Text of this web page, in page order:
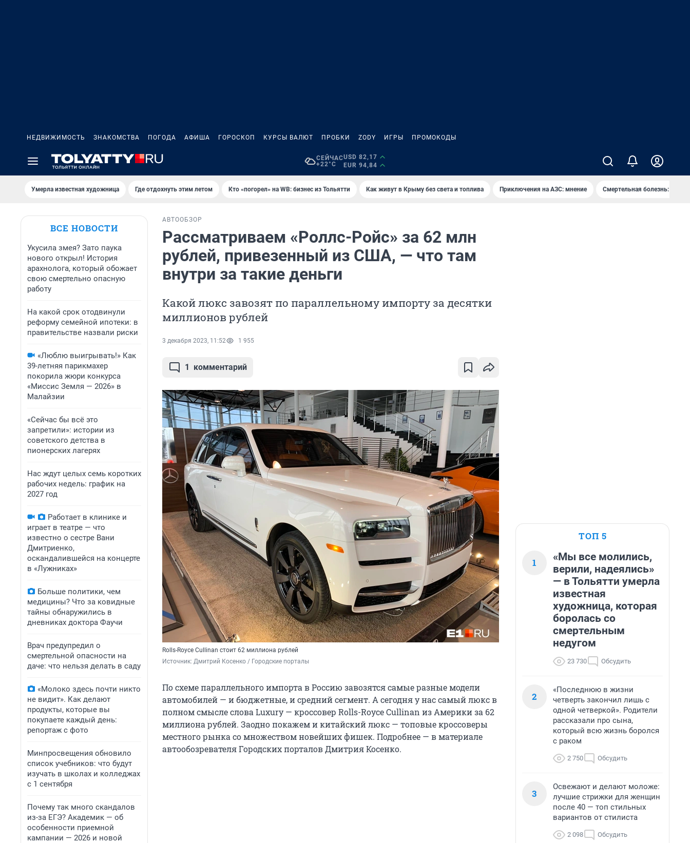
НЕДВИЖИМОСТЬ ЗНАКОМСТВА ПОГОДА АФИША ГОРОСКОП КУРСЫ ВАЛЮТ ПРОБКИ ZODY ИГРЫ ПРОМОКОДЫ
СЕЙЧАС
+22°C
USD 82,17
EUR 94,84
Умерла известная художница Где отдохнуть этим летом Кто «погорел» на WB: бизнес из Тольятти Как живут в Крыму без света и топлива Приключения на АЗС: мнение Смертельная болезнь:
ВСЕ НОВОСТИ
Укусила змея? Зато паука
нового открыл! История
арахнолога, который обожает
свою смертельно опасную
работу
На какой срок отодвинули
реформу семейной ипотеки: в
правительстве назвали риски
«Люблю выигрывать!» Как
39-летняя парикмахер
покорила жюри конкурса
«Миссис Земля — 2026» в
Малайзии
«Сейчас бы всё это
запретили»: истории из
советского детства в
пионерских лагерях
Нас ждут целых семь коротких
рабочих недель: график на
2027 год
Работает в клинике и
играет в театре — что
известно о сестре Вани
Дмитриенко,
оскандалившейся на концерте
в «Лужниках»
Больше политики, чем
медицины? Что за ковидные
тайны обнаружились в
дневниках доктора Фаучи
Врач предупредил о
смертельной опасности на
даче: что нельзя делать в саду
«Молоко здесь почти никто
не видит». Как делают
продукты, которые вы
покупаете каждый день:
репортаж с фото
Минпросвещения обновило
список учебников: что будут
изучать в школах и колледжах
с 1 сентября
Почему так много скандалов
из-за ЕГЭ? Академик — об
особенности приемной
кампании — 2026 и новой
АВТООБЗОР
Рассматриваем «Роллс-Ройс» за 62 млн
рублей, привезенный из США, — что там
внутри за такие деньги
Какой люкс завозят по параллельному импорту за десятки
миллионов рублей
3 декабря 2023, 11:52 1 955
1 комментарий
Rolls-Royce Cullinan стоит 62 миллиона рублей
Источник: Дмитрий Косенко / Городские порталы
По схеме параллельного импорта в Россию завозятся самые разные модели
автомобилей — и бюджетные, и средний сегмент. А сегодня у нас самый люкс в
полном смысле слова Luxury — кроссовер Rolls-Royce Cullinan из Америки за 62
миллиона рублей. Заодно покажем и китайский люкс — топовые кроссоверы
местного рынка со множеством новейших фишек. Подробнее — в материале
автообозревателя Городских порталов Дмитрия Косенко.
ТОП 5
1
«Мы все молились,
верили, надеялись»
— в Тольятти умерла
известная
художница, которая
боролась со
смертельным
недугом
23 730 Обсудить
2
«Последнюю в жизни
четверть закончил лишь с
одной четверкой». Родители
рассказали про сына,
который всю жизнь боролся
с раком
2 750 Обсудить
3
Освежают и делают моложе:
лучшие стрижки для женщин
после 40 — топ стильных
вариантов от стилиста
2 098 Обсудить